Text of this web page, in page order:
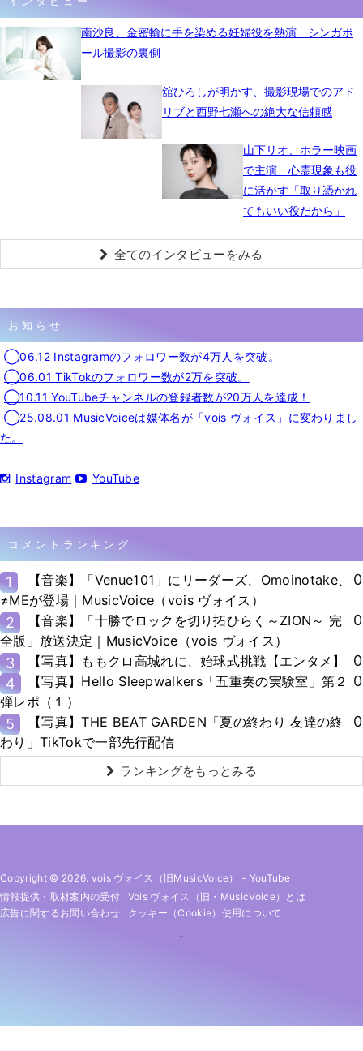
南沙良、金密輸に手を染める妊婦役を熱演 シンガポ
ール撮影の裏側
舘ひろしが明かす、撮影現場でのアド
リブと西野七瀬への絶大な信頼感
山下リオ、ホラー映画
で主演 心霊現象も役
に活かす「取り憑かれ
てもいい役だから」
全てのインタビューをみる
お知らせ
◯06.12 Instagramのフォロワー数が4万人を突破。
◯06.01 TikTokのフォロワー数が2万を突破。
◯10.11 YouTubeチャンネルの登録者数が20万人を達成！
◯25.08.01 MusicVoiceは媒体名が「vois ヴォイス」に変わりまし
た。
Instagram YouTube
コメントランキング
1
【音楽】「Venue101」にリーダーズ、Omoinotake、
≠MEが登場｜MusicVoice（vois ヴォイス）
0
2
【音楽】「十勝でロックを切り拓ひらく～ZION～ 完
全版」放送決定｜MusicVoice（vois ヴォイス）
0
3 【写真】ももクロ高城れに、始球式挑戦【エンタメ】
0
4
【写真】Hello Sleepwalkers「五重奏の実験室」第２
弾レポ（１）
0
5
【写真】THE BEAT GARDEN「夏の終わり 友達の終
わり」TikTokで一部先行配信
0
ランキングをもっとみる
Copyright © 2026. vois ヴォイス（旧MusicVoice） - YouTube
情報提供・取材案内の受付
Vois ヴォイス（旧・MusicVoice）とは
広告に関するお問い合わせ
クッキー（cookie）使用について
-